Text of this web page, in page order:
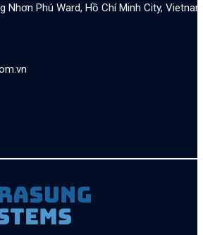
Nhơn Phú Ward, Hồ Chí Minh City,